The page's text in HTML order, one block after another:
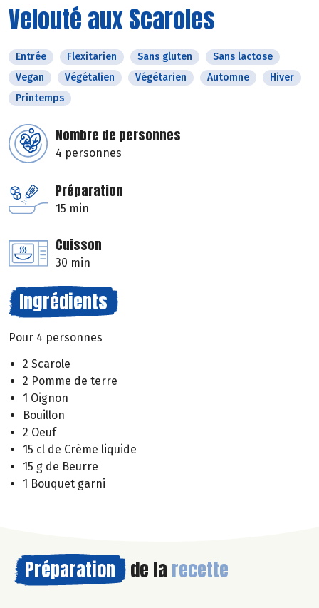
Velouté aux Scaroles
Entrée Flexitarien Sans gluten
Sans lactose
Vegan
Végétalien Végétarien Automne
Hiver
Printemps
Nombre de personnes
4 personnes
Préparation
15 min
Cuisson
30 min
Ingrédients
Pour 4 personnes
2 Scarole
2 Pomme de terre
1 Oignon
Bouillon
2 Oeuf
15 cl de Crème liquide
15 g de Beurre
1 Bouquet garni
Préparation de la recette